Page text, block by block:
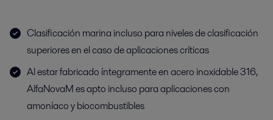
Clasificación marina incluso para niveles de clasificación
superiores en el caso de aplicaciones críticas
Al estar fabricado íntegramente en acero inoxidable 316,
AlfaNovaM es apto incluso para aplicaciones con
amoníaco y biocombustibles